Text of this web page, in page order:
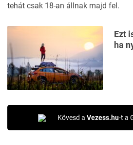
tehát csak 18-an állnak majd fel.
Ezt
ha
Kövesd a Vezess.hu-t a